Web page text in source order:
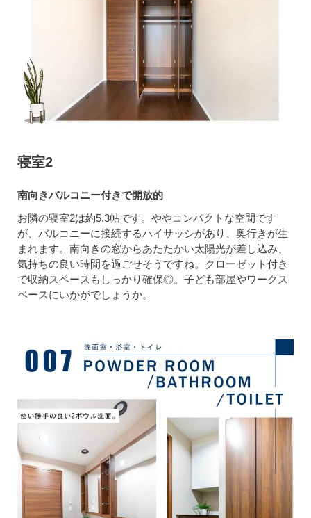
寝室2
南向きバルコニー付きで開放的
お隣の寝室2は約5.3帖です。ややコンパクトな空間です
が、バルコニーに接続するハイサッシがあり、奥行きが生
まれます。南向きの窓からあたたかい太陽光が差し込み、
気持ちの良い時間を過ごせそうですね。クローゼット付き
で収納スペースもしっかり確保◎。子ども部屋やワークス
ペースにいかがでしょうか。